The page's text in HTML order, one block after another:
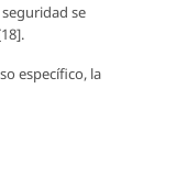
se
específico, la